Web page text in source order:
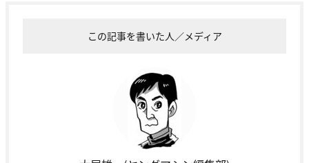
この記事を書いた人／メディア